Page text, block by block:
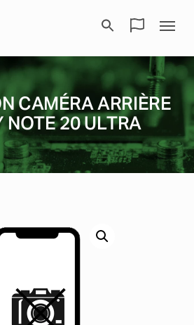
CAMÉRA ARRIÈRE
NOTE 20 ULTRA